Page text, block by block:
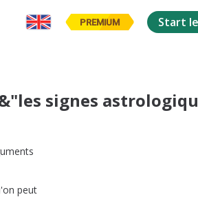
PREMIUM Start
signes
peut